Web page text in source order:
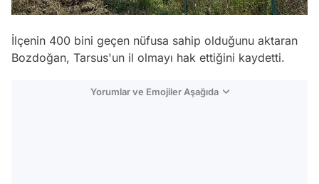
İlçenin 400 bini geçen nüfusa sahip olduğunu aktaran
Bozdoğan, Tarsus'un il olmayı hak ettiğini kaydetti.
Yorumlar ve Emojiler Aşağıda